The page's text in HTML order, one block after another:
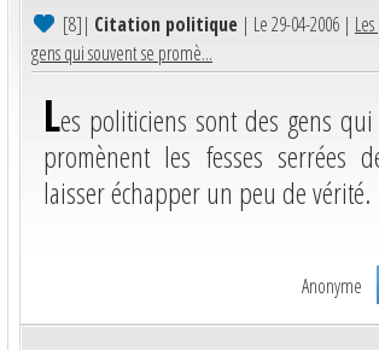
[8]| Citation politique | Le 29-04-2006 |
gens qui souvent se promè...
Les politiciens sont des gens
promènent les fesses serrées
laisser échapper un peu de vérité.
Anonyme